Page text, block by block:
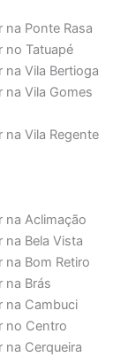
na Ponte Rasa
no Tatuapé
na Vila Bertioga
na Vila Gomes
na Vila Regente
na Aclimação
na Bela Vista
na Bom Retiro
na Brás
na Cambuci
no Centro
na Cerqueira